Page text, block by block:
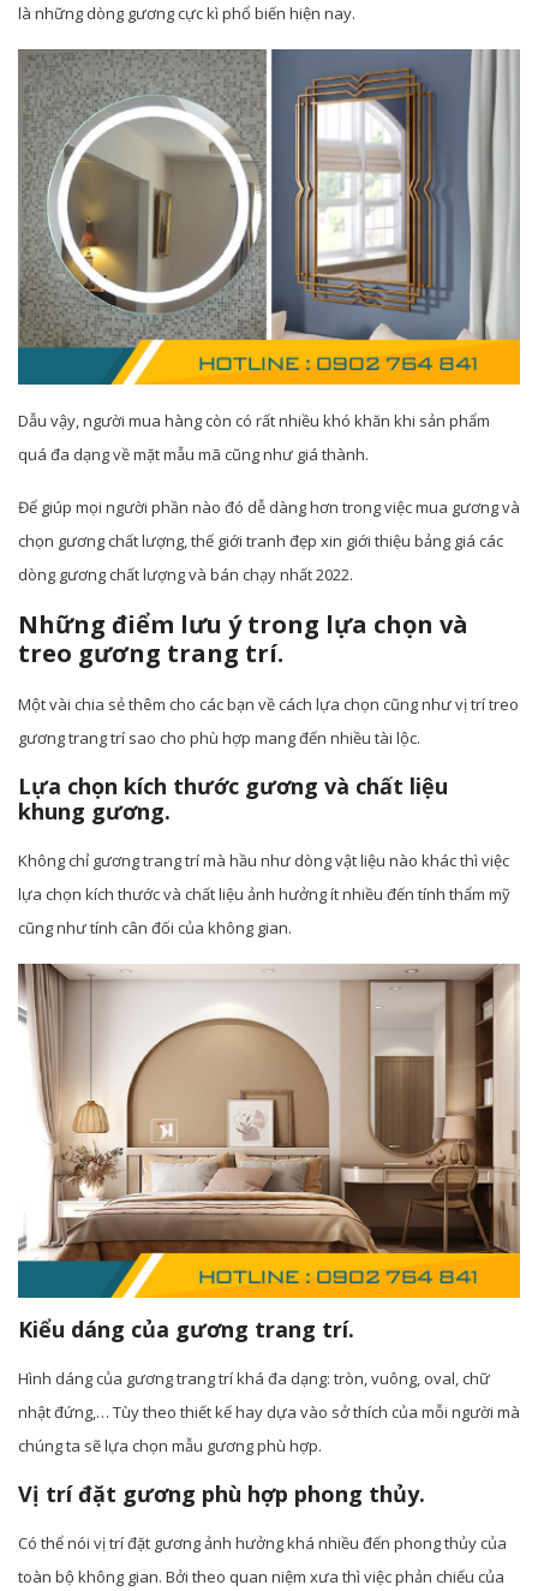
là những dòng gương cực kì phổ biến hiện nay.
Dẫu vậy, người mua hàng còn có rất nhiều khó khăn khi sản phẩm
quá đa dạng về mặt mẫu mã cũng như giá thành.
Để giúp mọi người phần nào đó dễ dàng hơn trong việc mua gương và
chọn gương chất lượng, thế giới tranh đẹp xin giới thiệu bảng giá các
dòng gương chất lượng và bán chạy nhất 2022.
Những điểm lưu ý trong lựa chọn và
treo gương trang trí.
Một vài chia sẻ thêm cho các bạn về cách lựa chọn cũng như vị trí treo
gương trang trí sao cho phù hợp mang đến nhiều tài lộc.
Lựa chọn kích thước gương và chất liệu
khung gương.
Không chỉ gương trang trí mà hầu như dòng vật liệu nào khác thì việc
lựa chọn kích thước và chất liệu ảnh hưởng ít nhiều đến tính thẩm mỹ
cũng như tính cân đối của không gian.
Kiểu dáng của gương trang trí.
Hình dáng của gương trang trí khá đa dạng: tròn, vuông, oval, chữ
nhật đứng,… Tùy theo thiết kế hay dựa vào sở thích của mỗi người mà
chúng ta sẽ lựa chọn mẫu gương phù hợp.
Vị trí đặt gương phù hợp phong thủy.
Có thể nói vị trí đặt gương ảnh hưởng khá nhiều đến phong thủy của
toàn bộ không gian. Bởi theo quan niệm xưa thì việc phản chiếu của